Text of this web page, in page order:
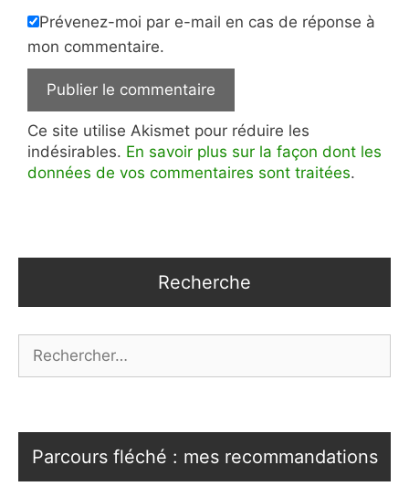
Prévenez-moi par e-mail en cas de réponse à
mon commentaire.
Ce site utilise Akismet pour réduire les
indésirables. En savoir plus sur la façon dont les
données de vos commentaires sont traitées.
Recherche
Parcours fléché : mes recommandations